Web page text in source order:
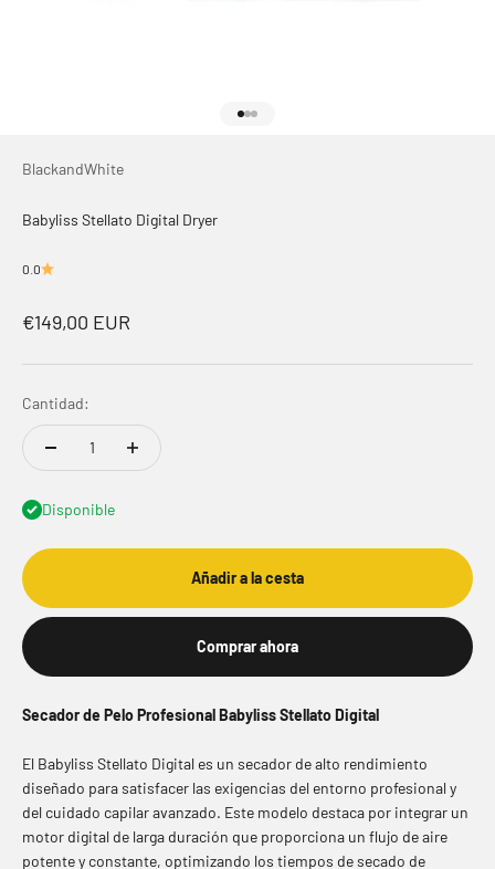
BlackandWhite
Babyliss Stellato Digital Dryer
0.0
Precio de oferta
€149,00 EUR
Cantidad:
Disponible
Añadir a la cesta
Comprar ahora
Secador de Pelo Profesional Babyliss Stellato Digital
El Babyliss Stellato Digital es un secador de alto rendimiento
diseñado para satisfacer las exigencias del entorno profesional y
del cuidado capilar avanzado. Este modelo destaca por integrar un
motor digital de larga duración que proporciona un flujo de aire
potente y constante, optimizando los tiempos de secado de